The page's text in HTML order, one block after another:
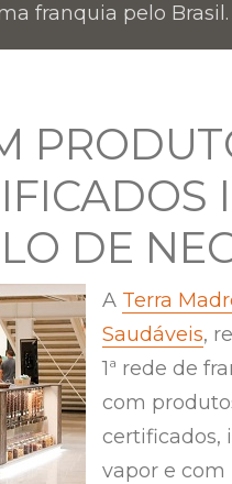
franquia pelo Brasil.
DE
A Terra
Saudáveis,
1ª rede de
com
certificados,
vapor e com